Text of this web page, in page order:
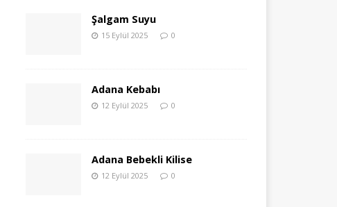
Şalgam Suyu
15 Eylül 2025 0
Adana Kebabı
12 Eylül 2025 0
Adana Bebekli Kilise
12 Eylül 2025 0